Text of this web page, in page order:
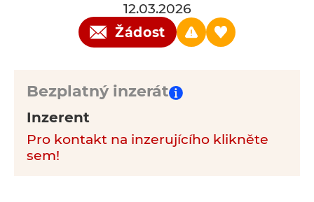
12.03.2026
Žádost
Bezplatný inzerát
Inzerent
Pro kontakt na inzerujícího klikněte
sem!